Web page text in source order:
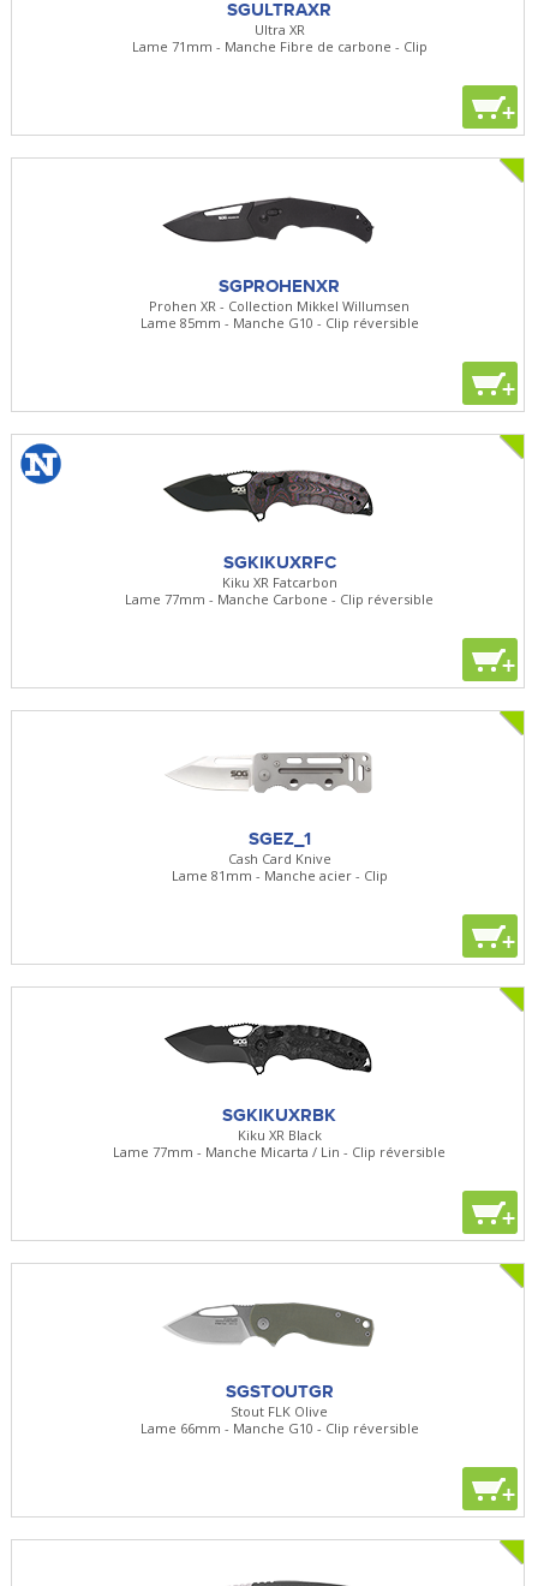
SGULTRAXR
Ultra XR
Lame 71mm - Manche Fibre de carbone - Clip
+
SGPROHENXR
Prohen XR - Collection Mikkel Willumsen
Lame 85mm - Manche G10 - Clip réversible
+
SGKIKUXRFC
Kiku XR Fatcarbon
Lame 77mm - Manche Carbone - Clip réversible
+
SGEZ_1
Cash Card Knive
Lame 81mm - Manche acier - Clip
+
SGKIKUXRBK
Kiku XR Black
Lame 77mm - Manche Micarta / Lin - Clip réversible
+
SGSTOUTGR
Stout FLK Olive
Lame 66mm - Manche G10 - Clip réversible
+